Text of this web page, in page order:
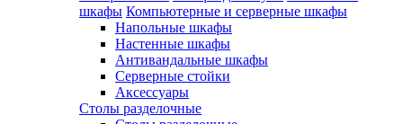
шкафы Компьютерные и серверные шкафы
Напольные шкафы
Настенные шкафы
Антивандальные шкафы
Серверные стойки
Аксессуары
Столы разделочные